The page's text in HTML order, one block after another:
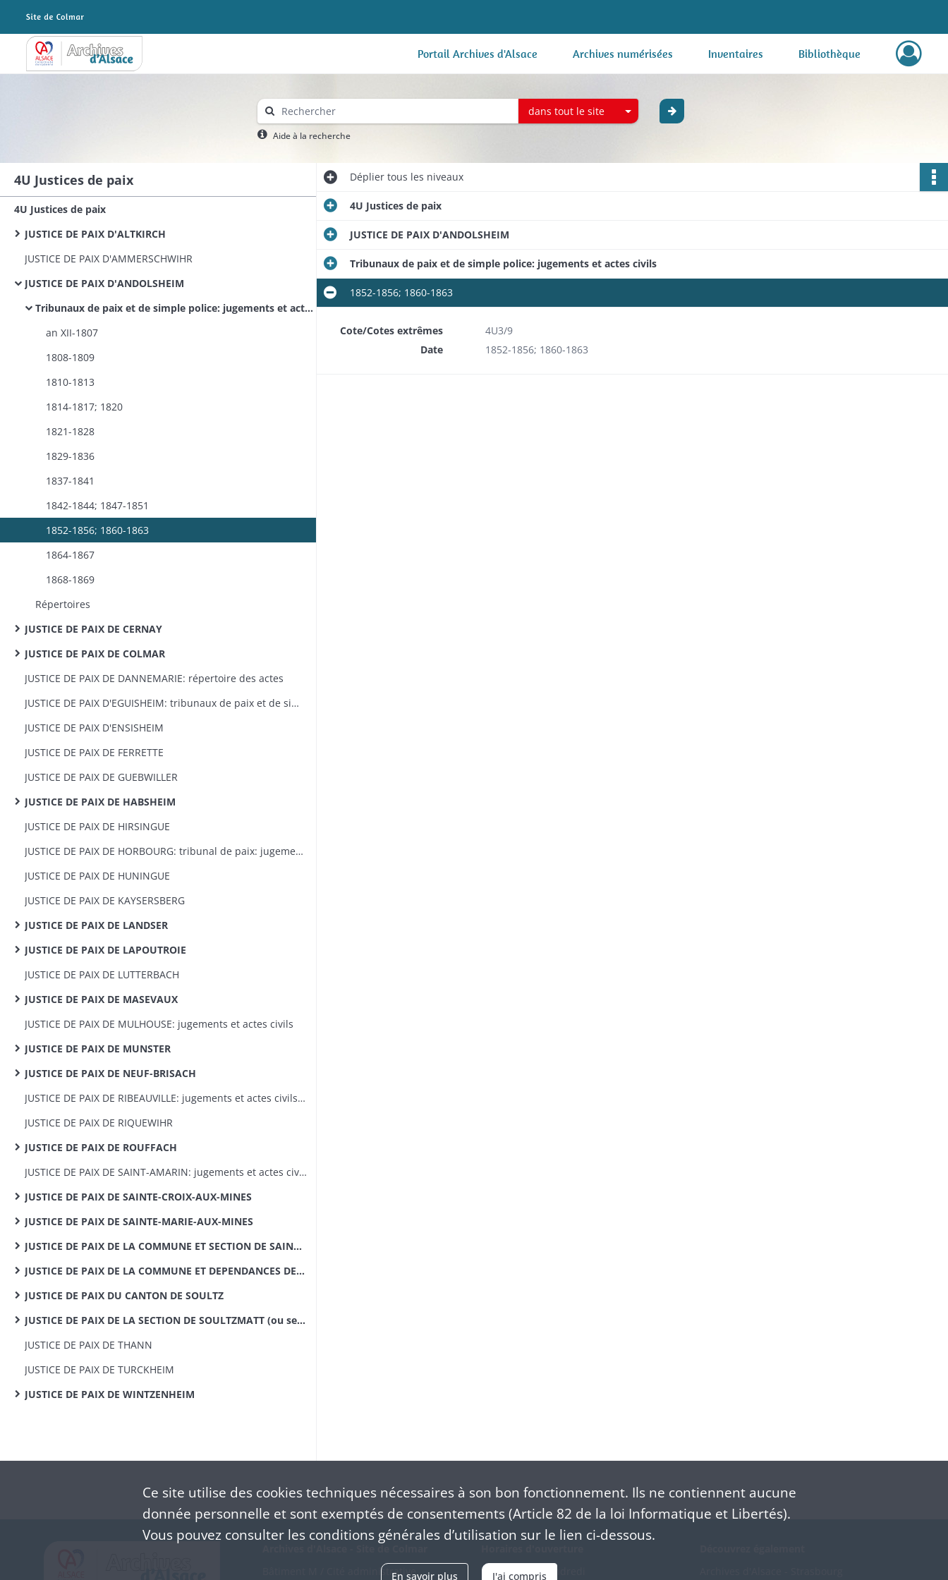
Archives Alsace - Colmar Portail Archives d'Alsace Archives numérisées Inventaires Bibliothèque
dans tout le site
Aide à la recherche
4U Justices de paix
4U Justices de paix
JUSTICE DE PAIX D'ALTKIRCH
JUSTICE DE PAIX D'AMMERSCHWIHR
JUSTICE DE PAIX D'ANDOLSHEIM
Tribunaux de paix et de simple police: jugements et actes civils
an XII-1807
1808-1809
1810-1813
1814-1817; 1820
1821-1828
1829-1836
1837-1841
1842-1844; 1847-1851
1852-1856; 1860-1863
1864-1867
1868-1869
Répertoires
JUSTICE DE PAIX DE CERNAY
JUSTICE DE PAIX DE COLMAR
JUSTICE DE PAIX DE DANNEMARIE: répertoire des actes
JUSTICE DE PAIX D'EGUISHEIM: tribunaux de paix et de simple police: jugements et actes civils
JUSTICE DE PAIX D'ENSISHEIM
JUSTICE DE PAIX DE FERRETTE
JUSTICE DE PAIX DE GUEBWILLER
JUSTICE DE PAIX DE HABSHEIM
JUSTICE DE PAIX DE HIRSINGUE
JUSTICE DE PAIX DE HORBOURG: tribunal de paix: jugements et actes civils
JUSTICE DE PAIX DE HUNINGUE
JUSTICE DE PAIX DE KAYSERSBERG
JUSTICE DE PAIX DE LANDSER
JUSTICE DE PAIX DE LAPOUTROIE
JUSTICE DE PAIX DE LUTTERBACH
JUSTICE DE PAIX DE MASEVAUX
JUSTICE DE PAIX DE MULHOUSE: jugements et actes civils
JUSTICE DE PAIX DE MUNSTER
JUSTICE DE PAIX DE NEUF-BRISACH
JUSTICE DE PAIX DE RIBEAUVILLE: jugements et actes civils 1820-1868
JUSTICE DE PAIX DE RIQUEWIHR
JUSTICE DE PAIX DE ROUFFACH
JUSTICE DE PAIX DE SAINT-AMARIN: jugements et actes civils
JUSTICE DE PAIX DE SAINTE-CROIX-AUX-MINES
JUSTICE DE PAIX DE SAINTE-MARIE-AUX-MINES
JUSTICE DE PAIX DE LA COMMUNE ET SECTION DE SAINT-HIPPOLYTE
JUSTICE DE PAIX DE LA COMMUNE ET DEPENDANCES DE SOULTZ
JUSTICE DE PAIX DU CANTON DE SOULTZ
JUSTICE DE PAIX DE LA SECTION DE SOULTZMATT (ou second arrondissement du canton de Rouffach)
JUSTICE DE PAIX DE THANN
JUSTICE DE PAIX DE TURCKHEIM
JUSTICE DE PAIX DE WINTZENHEIM
Dépliertous les niveaux
4U Justices de paix
JUSTICE DE PAIX D'ANDOLSHEIM
Tribunaux de paix et de simple police: jugements et actes civils
1852-1856; 1860-1863
Cote/Cotes extrêmes
4U3/9
Date
1852-1856; 1860-1863
Bâtiment M / Cité administrative
Du mardi au vendredi
Ce site utilise des cookiestechniques nécessaires à son bon fonctionnement. Ils ne contiennent aucune
donnée personnelle et sont exemptés de consentements (Article 82 de la loi Informatique et Libertés).
Vous pouvez consulter les conditions générales d’utilisation sur le lien ci-dessous.
En savoir plus J'ai compris